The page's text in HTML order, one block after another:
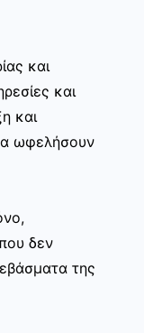
και
και
και
ωφελήσουν
δεν
της